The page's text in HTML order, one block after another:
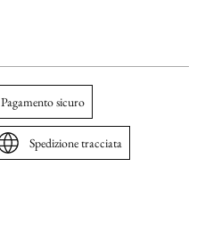
Pagamento sicuro
Spedizione tracciata